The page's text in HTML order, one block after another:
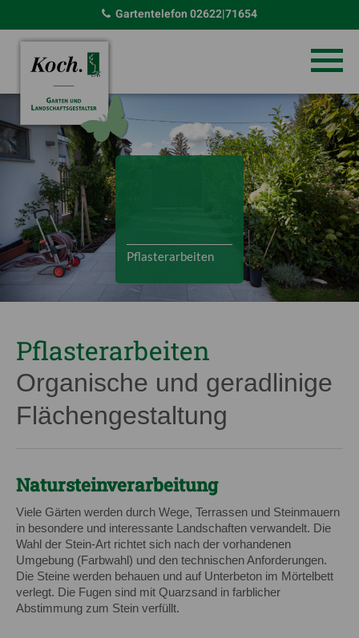
Gartentelefon02622|71654
Pflasterarbeiten
Pflasterarbeiten
Organische und geradlinige
Flächengestaltung
Natursteinverarbeitung
Viele Gärten werden durch Wege, Terrassen und Steinmauern
in besondere und interessante Landschaften verwandelt. Die
Wahl der Stein-Art richtet sich nach der vorhandenen
Umgebung (Farbwahl) und den technischen Anforderungen.
Die Steine werden behauen und auf Unterbeton im Mörtelbett
verlegt. Die Fugen sind mit Quarzsand in farblicher
Abstimmung zum Stein verfüllt.